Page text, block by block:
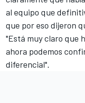
al equipo que
que por eso dijeron
"Está muy claro que
ahora podemos
diferencial".